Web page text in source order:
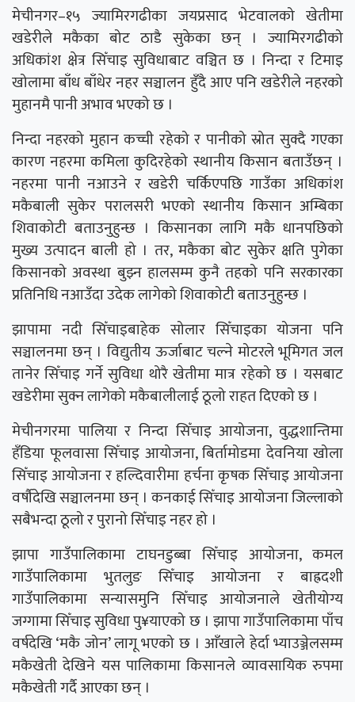
मेचीनगर–१५ ज्यामिरगढीका जयप्रसाद भेटवालको खेतीमा
खडेरीले मकैका बोट ठाडै सुकेका छन् । ज्यामिरगढीको
अधिकांश क्षेत्र सिँचाइ सुविधाबाट वञ्चित छ । निन्दा र टिमाइ
खोलामा बाँध बाँधेर नहर सञ्चालन हुँदै आए पनि खडेरीले नहरको
मुहानमै पानी अभाव भएको छ ।
निन्दा नहरको मुहान कच्ची रहेको र पानीको स्रोत सुक्दै गएका
कारण नहरमा कमिला कुदिरहेको स्थानीय किसान बताउँछन् ।
नहरमा पानी नआउने र खडेरी चर्किएपछि गाउँका अधिकांश
मकैबाली सुकेर परालसरी भएको स्थानीय किसान अम्बिका
शिवाकोटी बताउनुहुन्छ । किसानका लागि मकै धानपछिको
मुख्य उत्पादन बाली हो । तर, मकैका बोट सुकेर क्षति पुगेका
किसानको अवस्था बुझ्न हालसम्म कुनै तहको पनि सरकारका
प्रतिनिधि नआउँदा उदेक लागेको शिवाकोटी बताउनुहुन्छ ।
झापामा नदी सिँचाइबाहेक सोलार सिँचाइका योजना पनि
सञ्चालनमा छन् । विद्युतीय ऊर्जाबाट चल्ने मोटरले भूमिगत जल
तानेर सिँचाइ गर्ने सुविधा थोरै खेतीमा मात्र रहेको छ । यसबाट
खडेरीमा सुक्न लागेको मकैबालीलाई ठूलो राहत दिएको छ ।
मेचीनगरमा पालिया र निन्दा सिँचाइ आयोजना, वुद्धशान्तिमा
हँडिया फूलवासा सिँचाइ आयोजना, बिर्तामोडमा देवनिया खोला
सिँचाइ आयोजना र हल्दिवारीमा हर्चना कृषक सिँचाइ आयोजना
वर्षौदेखि सञ्चालनमा छन् । कनकाई सिँचाइ आयोजना जिल्लाको
सबैभन्दा ठूलो र पुरानो सिँचाइ नहर हो ।
झापा गाउँपालिकामा टाघनडुब्बा सिँचाइ आयोजना, कमल
गाउँपालिकामा भुतलुङ सिँचाइ आयोजना र बाह्रदशी
गाउँपालिकामा सन्यासमुनि सिँचाइ आयोजनाले खेतीयोग्य
जग्गामा सिँचाइ सुविधा पु¥याएको छ । झापा गाउँपालिकामा पाँच
वर्षदेखि ‘मकै जोन’ लागू भएको छ । आँखाले हेर्दा भ्याउञ्जेलसम्म
मकैखेती देखिने यस पालिकामा किसानले व्यावसायिक रुपमा
मकैखेती गर्दै आएका छन् ।